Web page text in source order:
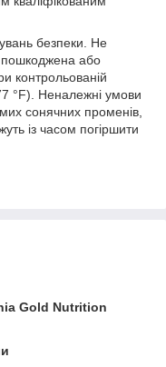
безпеки. Не
пошкоджена або
контрольованій
°F). Неналежні умови
сонячних променів,
із часом погіршити
Gold Nutrition